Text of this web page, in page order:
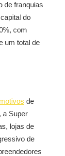
de franquias
do
com
um total de
de
a Super
lojas de
de